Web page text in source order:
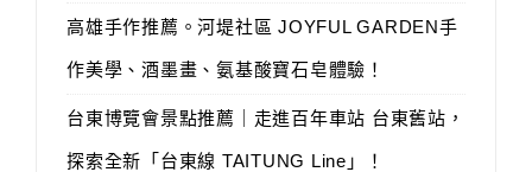
高雄手作推薦。河堤社區 JOYFUL GARDEN手
作美學、酒墨畫、氨基酸寶石皂體驗！
台東博覽會景點推薦｜走進百年車站 台東舊站，
探索全新「台東線 TAITUNG Line」！